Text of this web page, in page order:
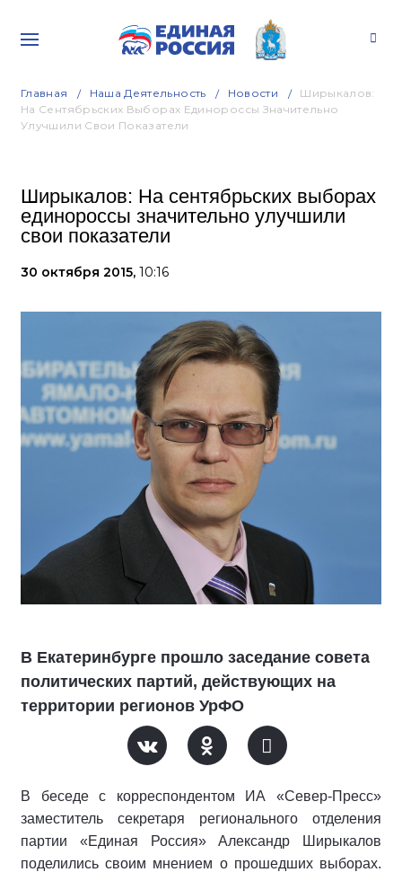
Главная Наша Деятельность Новости
Ширыкалов:
На Сентябрьских Выборах Единороссы Значительно
Улучшили Свои Показатели
Ширыкалов: На сентябрьских выборах
единороссы значительно улучшили
свои показатели
30 октября 2015, 10:16
В Екатеринбурге прошло заседание совета
политических партий, действующих на
территории регионов УрФО
В беседе с корреспондентом ИА «Север-Пресс»
заместитель секретаря регионального отделения
партии «Единая Россия» Александр Ширыкалов
поделились своим мнением о прошедших выборах.